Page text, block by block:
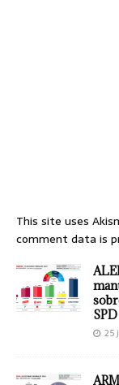
This site uses
comment data is
SPD
25